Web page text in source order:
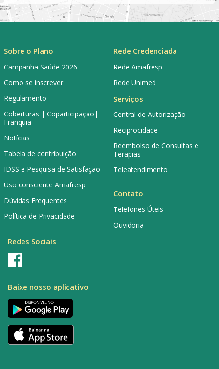
Sobre o Plano
Campanha Saúde 2026
Como se inscrever
Regulamento
Coberturas | Coparticipação|
Franquia
Notícias
Tabela de contribuição
IDSS e Pesquisa de Satisfação
Uso consciente Amafresp
Dúvidas Frequentes
Política de Privacidade
Rede Credenciada
Rede Amafresp
Rede Unimed
Serviços
Central de Autorização
Reciprocidade
Reembolso de Consultas e
Terapias
Teleatendimento
Contato
Telefones Úteis
Ouvidoria
Redes Sociais
Baixe nosso aplicativo